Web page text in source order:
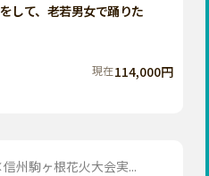
して、老若男女で踊りた
現在114,000円
州駒ヶ根花火大会実...